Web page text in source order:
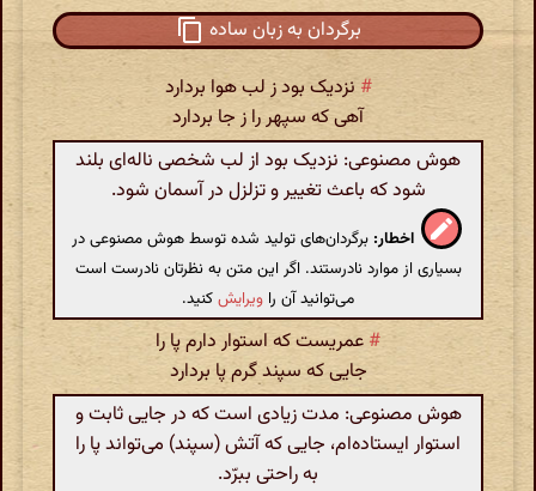
برگردان به زبان ساده
#نزدیک بود ز لب هوا بردارد
آهی که سپهر را ز جا بردارد
هوش مصنوعی: نزدیک بود از لب شخصی ناله‌ای بلند
شود که باعث تغییر و تزلزل در آسمان شود.
اخطار: برگردان‌های تولید شده توسط هوش مصنوعی در
بسیاری از موارد نادرستند. اگر این متن به نظرتان نادرست است
می‌توانید آن را ویرایشکنید.
# عمریست که استوار دارم پا را
جایی که سپند گرم پا بردارد
هوش مصنوعی: مدت زیادی است که در جایی ثابت و
استوار ایستاده‌ام، جایی که آتش (سپند) می‌تواند پا را
به راحتی ببرّد.